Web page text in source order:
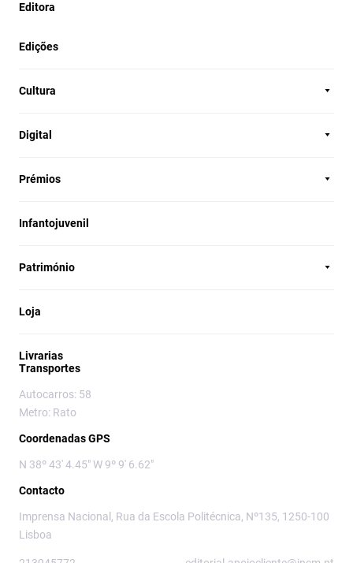
Editora
Edições
Cultura
Digital
Prémios
Infantojuvenil
Património
Loja
Livrarias
Transportes
Autocarros: 58
Metro: Rato
Coordenadas GPS
N 38º 43' 4.45" W 9º 9' 6.62"
Contacto
Imprensa Nacional, Rua da Escola Politécnica, Nº135, 1250-100
Lisboa